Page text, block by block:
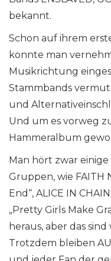
bekannt.
Schon auf ihrem
konnte man
Musikrichtung
Stammbands
und
Und um es vorweg
Hammeralbum
Man hört zwar
Gruppen, wie FAITH
End“, ALICE IN
„Pretty Girls Make
heraus, aber das
Trotzdem bleiben